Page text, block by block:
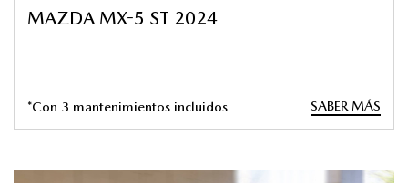
MAZDA MX-5 ST 2024
*Con 3 mantenimientos incluidos SABER MÁS